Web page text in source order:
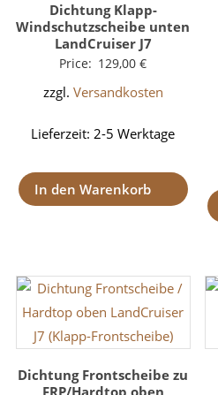
Dichtung Klapp-
Windschutzscheibe unten
LandCruiser J7
Price: 129,00€
zzgl. Versandkosten
Lieferzeit:2-5 Werktage
In den Warenkorb
Dichtung Frontscheibe zu